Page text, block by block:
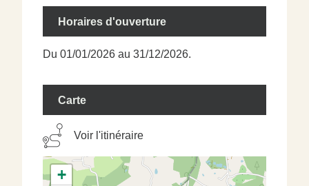
Horaires d'ouverture
Du 01/01/2026 au 31/12/2026.
Carte
Voir l'itinéraire
+